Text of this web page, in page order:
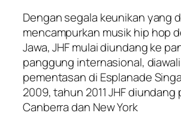
Dengan segala keunikan yang
mencampurkan musik hip hop
Jawa, JHF mulai diundang ke
panggung internasional,
pementasan di Esplanade
2009, tahun 2011 JHF
Canberra dan New York